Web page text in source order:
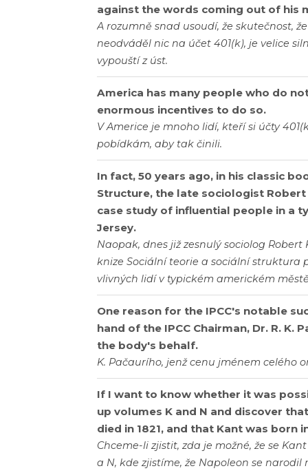
against the words coming out of his
A rozumně snad usoudí, že skutečnost,
neodváděl nic na účet 401(k), je velice
vypouští z úst.
America has many people who do
enormous incentives to do so.
V Americe je mnoho lidí, kteří si účty
pobídkám, aby tak činili.
In fact, 50 years ago, in his classic
Structure, the late sociologist
case study of influential people in a
Jersey.
Naopak, dnes již zesnulý sociolog
knize Sociální teorie a sociální struktura
vlivných lidí v typickém americkém
One reason for the IPCC's notable
hand of the IPCC Chairman, Dr. R. K.
the body's behalf.
K. Pačaurího, jenž cenu jménem celého
If I want to know whether it was
up volumes K and N and discover
died in 1821, and that Kant was born
Chceme-li zjistit, zda je možné, že se
a N, kde zjistíme, že Napoleon se narodil